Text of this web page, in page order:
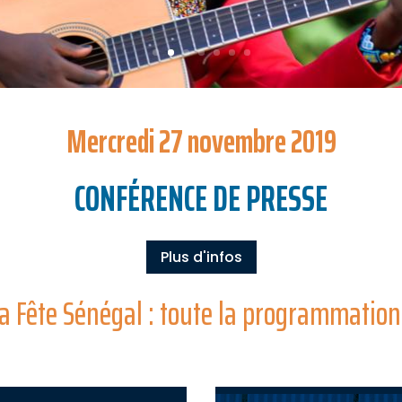
Mercredi 27 novembre 2019
CONFÉRENCE DE PRESSE
Plus d'infos
Fête Sénégal : toute la